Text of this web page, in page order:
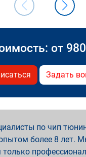
от
Задать
по чип
более 8 лет.